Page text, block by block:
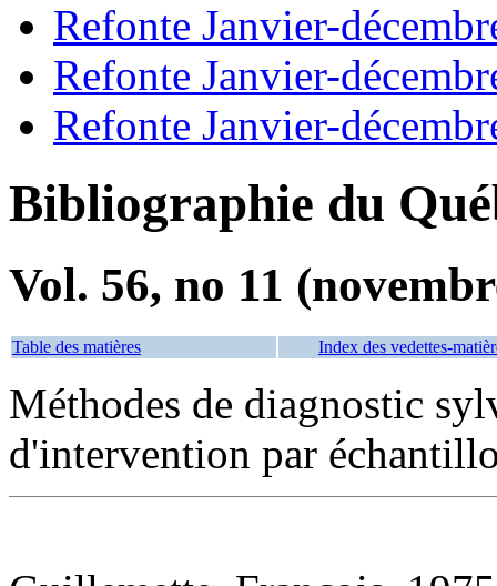
Refonte Janvier-
Refonte Janvier-
Refonte Janvier-
Bibliographie du
Vol. 56, no 11
Table des matières Index des vedettes-
Méthodes de diagnostic
d'intervention par